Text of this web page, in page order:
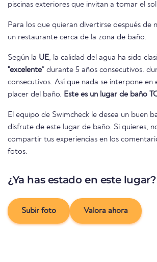
piscinas exteriores que invitan a tomar el
Para los que quieran divertirse después de
un restaurante cerca de la zona de baño.
Según la UE, la calidad del agua ha sido
"excelente" durante 5 años consecutivos. durante cinco años
consecutivos. Así que nada se interpone en
placer del baño. Este es un lugar de baño
El equipo de Swimcheck le desea un buen
disfrute de este lugar de baño. Si quieres,
compartir tus experiencias en los
fotos.
¿Ya has estado en este lugar?
Subir foto Valora ahora